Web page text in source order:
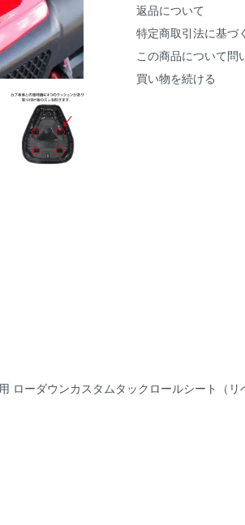
返品について
特定商取引法に基づ
この商品について問
買い物を続ける
ローダウンカスタムタックロールシート（リ